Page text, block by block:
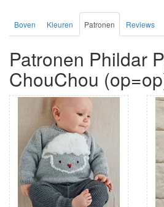
Boven Kleuren Patronen Reviews
Patronen Phildar
ChouChou